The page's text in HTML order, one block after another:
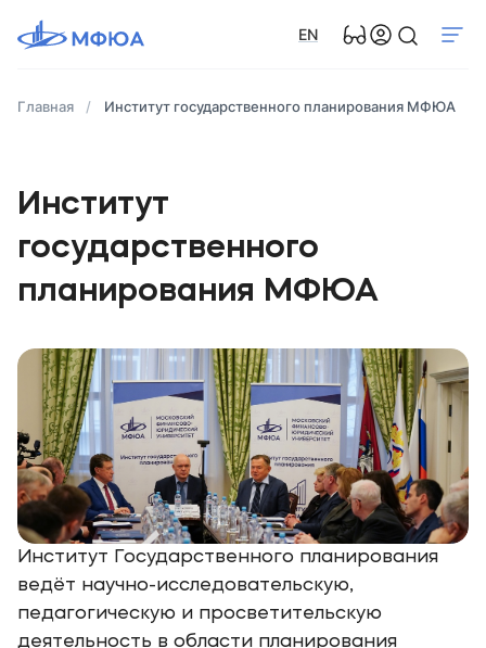
EN
Главная Институт государственного планирования МФЮА
Институт
государственного
планирования МФЮА
Институт Государственного планирования
ведёт научно-исследовательскую,
педагогическую и просветительскую
деятельность в области планирования